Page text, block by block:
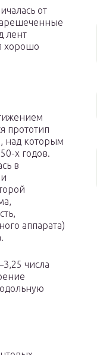
от
лент
хорошо
прототип
над которым
х годов.
в
аппарата)
числа